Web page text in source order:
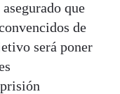
que
de
será poner